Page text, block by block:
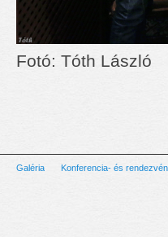
Fotó: Tóth László
Galéria Konferencia- és